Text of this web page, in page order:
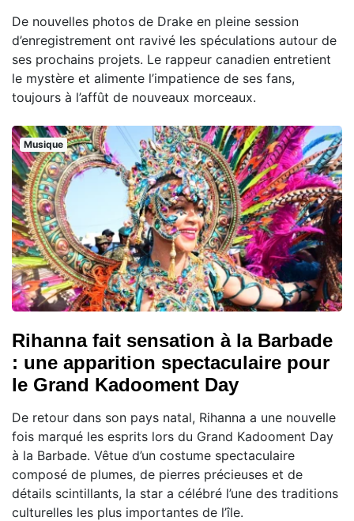
De nouvelles photos de Drake en pleine session
d’enregistrement ont ravivé les spéculations autour de
ses prochains projets. Le rappeur canadien entretient
le mystère et alimente l’impatience de ses fans,
toujours à l’affût de nouveaux morceaux.
Musique
Rihanna fait sensation à la Barbade
: une apparition spectaculaire pour
le Grand Kadooment Day
De retour dans son pays natal, Rihanna a une nouvelle
fois marqué les esprits lors du Grand Kadooment Day
à la Barbade. Vêtue d’un costume spectaculaire
composé de plumes, de pierres précieuses et de
détails scintillants, la star a célébré l’une des traditions
culturelles les plus importantes de l’île.